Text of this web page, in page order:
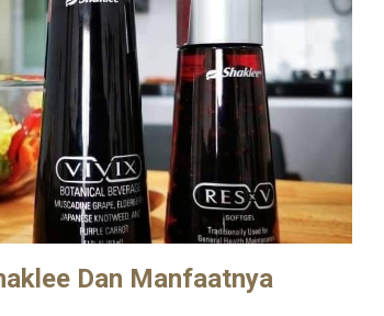
Dan Manfaatnya